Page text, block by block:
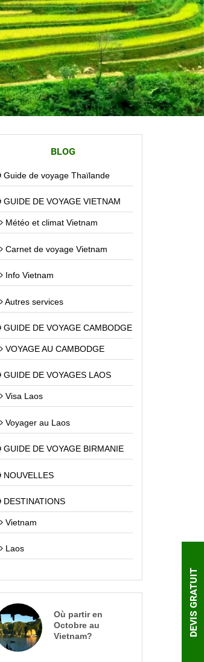
BLOG
Guide de voyage Thaïlande
GUIDE DE VOYAGE VIETNAM
Météo et climat Vietnam
Carnet de voyage Vietnam
Info Vietnam
Autres services
GUIDE DE VOYAGE CAMBODGE
VOYAGE AU CAMBODGE
GUIDE DE VOYAGES LAOS
Visa Laos
Voyager au Laos
GUIDE DE VOYAGE BIRMANIE
NOUVELLES
DESTINATIONS
Vietnam
Laos
Où partir en
Octobre au
Vietnam?
DEVIS GRATUIT